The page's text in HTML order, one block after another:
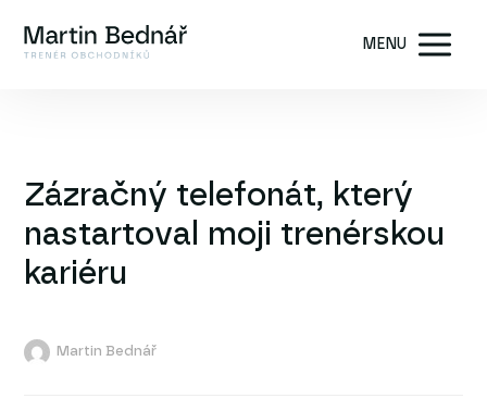
MENU
Zázračný telefonát, který
nastartoval moji trenérskou
kariéru
Martin Bednář